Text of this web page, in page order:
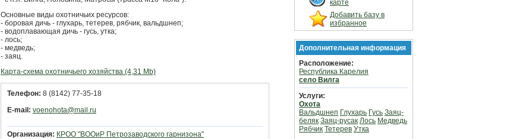
Основные виды охотничьих ресурсов:
- боровая дичь - глухарь, тетерев, рябчик, вальдшнеп;
- водоплавающая дичь - гусь, утка;
- лось;
- медведь;
- заяц.
Карта-схема охотничьего хозяйства (4,31 Mb)
Телефон: 8 (8142) 77-35-18
E-mail: voenohota@mail.ru
Организация: КРОО "ВООиР Петрозаводского гарнизона"
карте
Добавить базу в
избранное
Дополнительная информация
Расположение:
Республика Карелия
село Вилга
Услуги:
Охота
Вальдшнеп Глухарь Гусь Заяц-
беляк Заяц-русак Лось Медведь
Рябчик Тетерев Утка